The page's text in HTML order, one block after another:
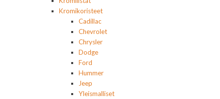
Kromikoristeet
Cadillac
Chevrolet
Chrysler
Dodge
Ford
Hummer
Jeep
Yleismalliset